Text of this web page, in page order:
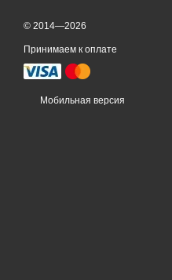
© 2014—2026
Принимаем к оплате
Мобильная версия